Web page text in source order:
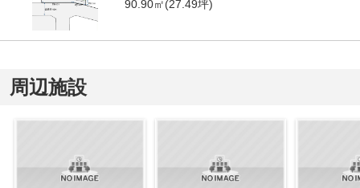
90.90㎡(27.49坪)
周辺施設